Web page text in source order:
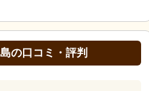
の口コミ・評判